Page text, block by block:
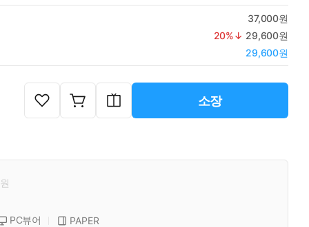
37,000원
20%↓ 29,600원
29,600원
소장
PC뷰어 PAPER